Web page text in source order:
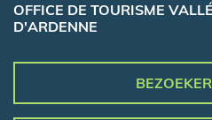
OFFICE DE TOURISME
D'ARDENNE